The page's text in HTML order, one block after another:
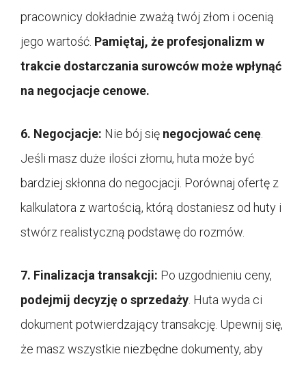
pracownicy dokładnie zważą twój złom i ocenią
jego wartość. Pamiętaj, że profesjonalizm w
trakcie dostarczania surowców może wpłynąć
na negocjacje cenowe.
6. Negocjacje: Nie bój się negocjować cenę
Jeśli masz duże ilości złomu, huta może być
bardziej skłonna do negocjacji. Porównaj ofertę z
kalkulatora z wartością, którą dostaniesz od huty i
stwórz realistyczną podstawę do rozmów.
7. Finalizacja transakcji: Po uzgodnieniu ceny,
podejmij decyzję o sprzedaży . Huta wyda ci
dokument potwierdzający transakcję. Upewnij się,
że masz wszystkie niezbędne dokumenty, aby